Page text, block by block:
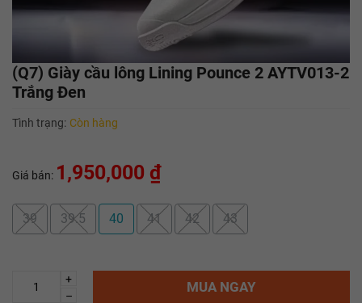
(Q7) Giày cầu lông Lining Pounce 2 AYTV013-2
Trắng Đen
Tình trạng: Còn hàng
Giá bán: 1,950,000 ₫
39 39.5 40 41 42 43
+
–
MUA NGAY